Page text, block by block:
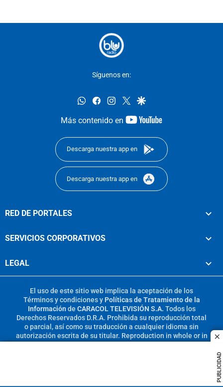
PUBLICIDAD
Síguenos en:
whatsappfacebookinstagram
twittergoogle
Más contenido en
youtube-
Descarga nuestra app en
Descarga nuestra app en
RED DE PORTALES
SERVICIOS CORPORATIVOS
LEGAL
El uso de este sitio web implica la aceptación de los
Términos y condicionesy Políticas de Tratamiento de la
Información de CARACOL TELEVISIÓN S.A. Todos los
Derechos Reservados D.R.A. Prohibida su reproducción total
o parcial, así como su traducción a cualquier idioma sin
autorización escrita de su titular. Reproduction in whole or in